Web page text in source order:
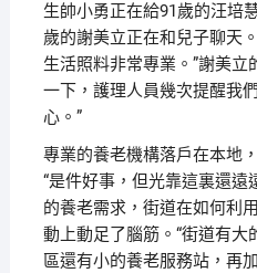
生帥小勇正在給91歲的汪培
歲的謝美立正在和兒子聊天
生活照料非常專業。”謝美立
一下，護理人員幾次提醒我
心。”
專業的養老機構落戶在本地
“是件好事，但光靠這裏還遠
的養老需求，街道在如何利
動上動足了腦筋。“街道有
區還有小的養老服務站，再